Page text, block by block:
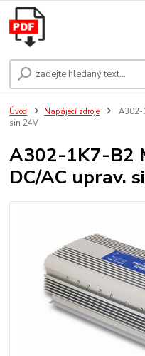
Úvod Napájecí zdroje
A302-
sin 24V
A302-1K7-B2
DC/AC uprav.